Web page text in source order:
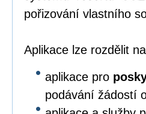
pořizování vlastního
Aplikace lze rozdělit
aplikace pro
podávání žádostí